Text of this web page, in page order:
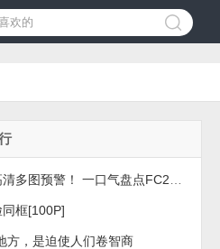
框[100P]
方，是迫使人们卷智商